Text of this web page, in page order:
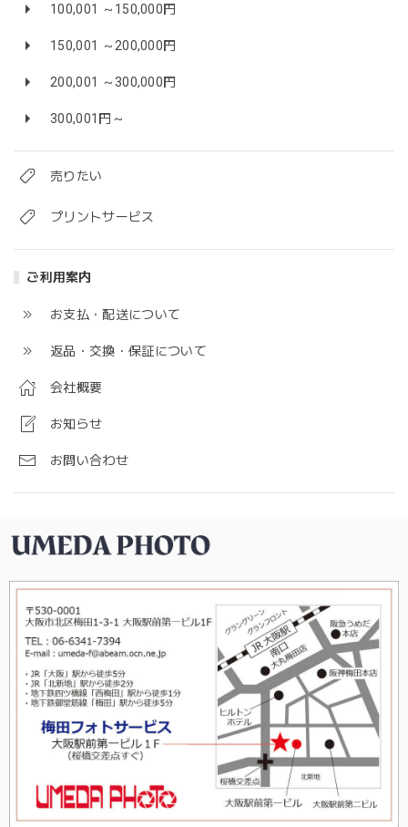
100,001 ～150,000円
150,001 ～200,000円
200,001 ～300,000円
300,001円～
売りたい
プリントサービス
ご利用案内
お支払・配送について
返品・交換・保証について
会社概要
お知らせ
お問い合わせ